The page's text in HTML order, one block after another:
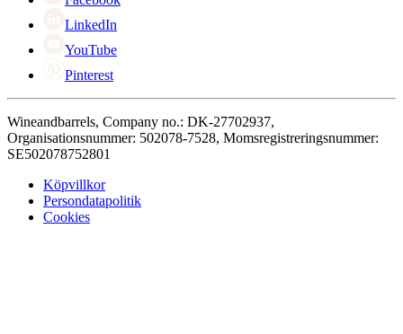
LinkedIn
YouTube
Pinterest
Wineandbarrels, Company no.: DK-27702937,
Organisationsnummer: 502078-7528, Momsregistreringsnummer:
SE502078752801
Köpvillkor
Persondatapolitik
Cookies